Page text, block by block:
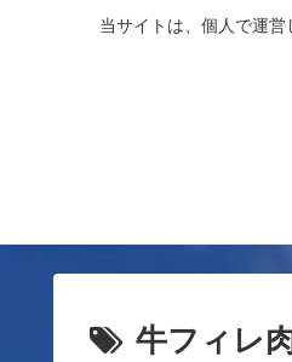
当サイトは、個人で運
牛フィレ